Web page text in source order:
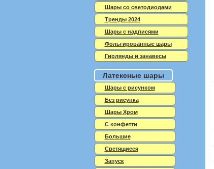
Шары со светодиодами
Тренды 2024
Шары с надписями
Фольгированные шары
Гирлянды и занавесы
Латексные шары
Шары с рисунком
Без рисунка
Шары Хром
C конфетти
Большие
Светящиеся
Запуск